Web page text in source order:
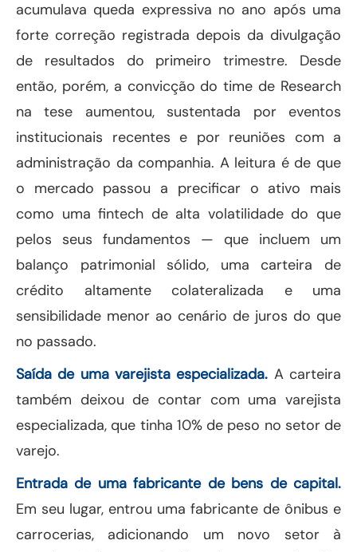
acumulava queda expressiva no ano após uma
forte correção registrada depois da divulgação
de resultados do primeiro trimestre. Desde
então, porém, a convicção do time de Research
na tese aumentou, sustentada por eventos
institucionais recentes e por reuniões com a
administração da companhia. A leitura é de que
o mercado passou a precificar o ativo mais
como uma fintech de alta volatilidade do que
pelos seus fundamentos — que incluem um
balanço patrimonial sólido, uma carteira de
crédito altamente colateralizada e uma
sensibilidade menor ao cenário de juros do que
no passado.
Saída de uma varejista especializada. A carteira
também deixou de contar com uma varejista
especializada, que tinha 10% de peso no setor de
varejo.
Entrada de uma fabricante de bens de capital.
Em seu lugar, entrou uma fabricante de ônibus e
carrocerias, adicionando um novo setor à